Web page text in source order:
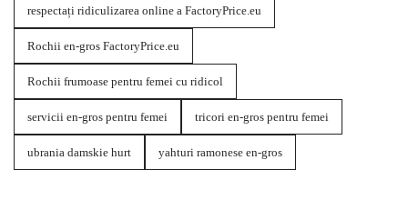
respectați ridiculizarea online a FactoryPrice.eu
Rochii en-gros FactoryPrice.eu
Rochii frumoase pentru femei cu ridicol
servicii en-gros pentru femei tricori en-gros pentru femei
ubrania damskie hurt yahturi ramonese en-gros